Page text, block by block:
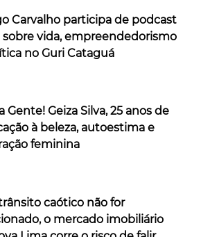
Carvalho participa de podcast
sobre vida, empreendedorismo
no Guri Cataguá
Gente! Geiza Silva, 25 anos de
à beleza, autoestima e
feminina
caótico não for
o mercado imobiliário